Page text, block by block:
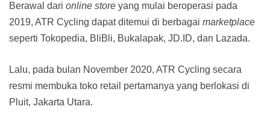
Berawal dari online store yang mulai beroperasi pada
2019, ATR Cycling dapat ditemui di berbagai marketplace
seperti Tokopedia, BliBli, Bukalapak, JD.ID, dan Lazada.
Lalu, pada bulan November 2020, ATR Cycling secara
resmi membuka toko retail pertamanya yang berlokasi di
Pluit, Jakarta Utara.